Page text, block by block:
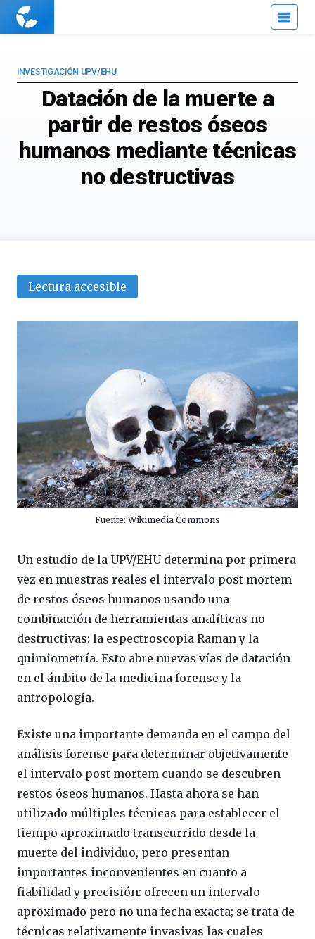
Cuaderno
Datación de la muerte a
partir de restos óseos
humanos mediante técnicas
no destructivas
INVESTIGACIÓN UPV/EHU
Lectura accesible
Fuente: Wikimedia Commons
Un estudio de la UPV/EHU determina por primera
vez en muestras reales el intervalo post mortem
de restos óseos humanos usando una
combinación de herramientas analíticas no
destructivas: la espectroscopia Raman y la
quimiometría. Esto abre nuevas vías de datación
en el ámbito de la medicina forense y la
antropología.
Existe una importante demanda en el campo del
análisis forense para determinar objetivamente
el intervalo post mortem cuando se descubren
restos óseos humanos. Hasta ahora se han
utilizado múltiples técnicas para establecer el
tiempo aproximado transcurrido desde la
muerte del individuo, pero presentan
importantes inconvenientes en cuanto a
fiabilidad y precisión: ofrecen un intervalo
aproximado pero no una fecha exacta; se trata de
técnicas relativamente invasivas las cuales